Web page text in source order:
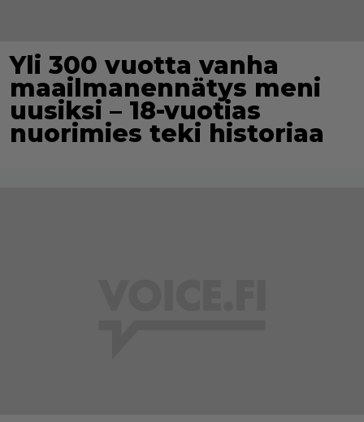
Yli 300 vuotta vanha
maailmanennätys meni
uusiksi – 18-vuotias
nuorimies teki historiaa